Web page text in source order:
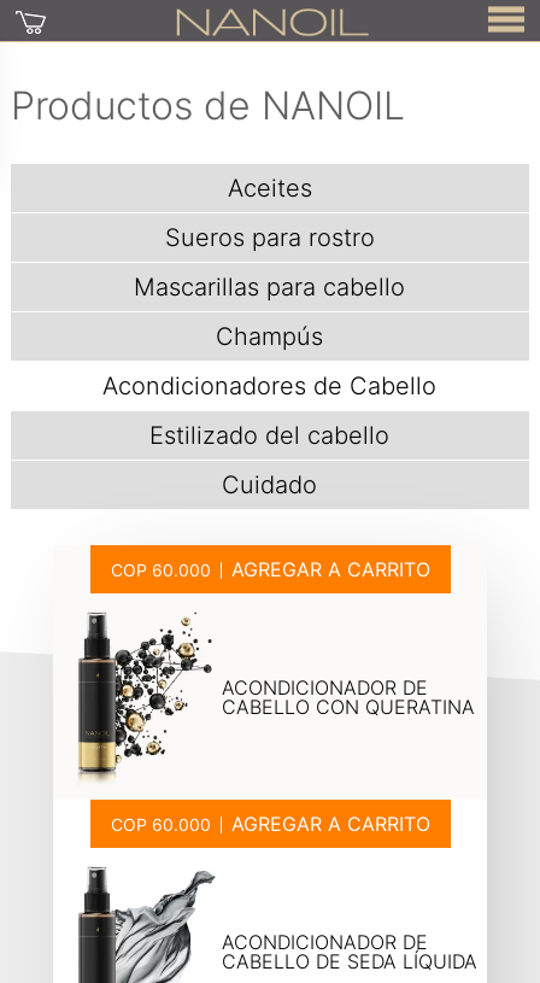
Productos de NANOIL
Aceites
Sueros para rostro
Mascarillas para cabello
Champús
Acondicionadores de Cabello
Estilizado del cabello
Cuidado
AGREGAR A CARRITO
ACONDICIONADOR DE
CABELLO CON QUERATINA
AGREGAR A CARRITO
ACONDICIONADOR DE
CABELLO DE SEDA LÍQUIDA